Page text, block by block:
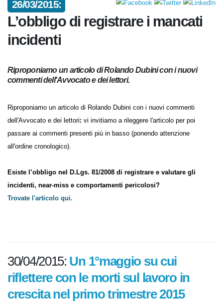
26/03/2015:
L’obbligo di registrare i mancati
incidenti
Riproponiamo un articolo di Rolando Dubini con i nuovi
commenti dell'Avvocato e dei lettori.
Riproponiamo un articolo di Rolando Dubini con i nuovi commenti
dell'Avvocato e dei lettori vi invitiamo a rileggere l'articolo per poi
passare ai commenti presenti più in basso (ponendo attenzione
all'ordine cronologico).
Esiste l’obbligo nel D.Lgs. 81/2008 di registrare e valutare gli
incidenti, near-miss e comportamenti pericolosi?
Trovate l'articolo qui.
30/04/2015:Un 1°maggio su cui
riflettere con le morti sul lavoro in
crescita nel primo trimestre 2015